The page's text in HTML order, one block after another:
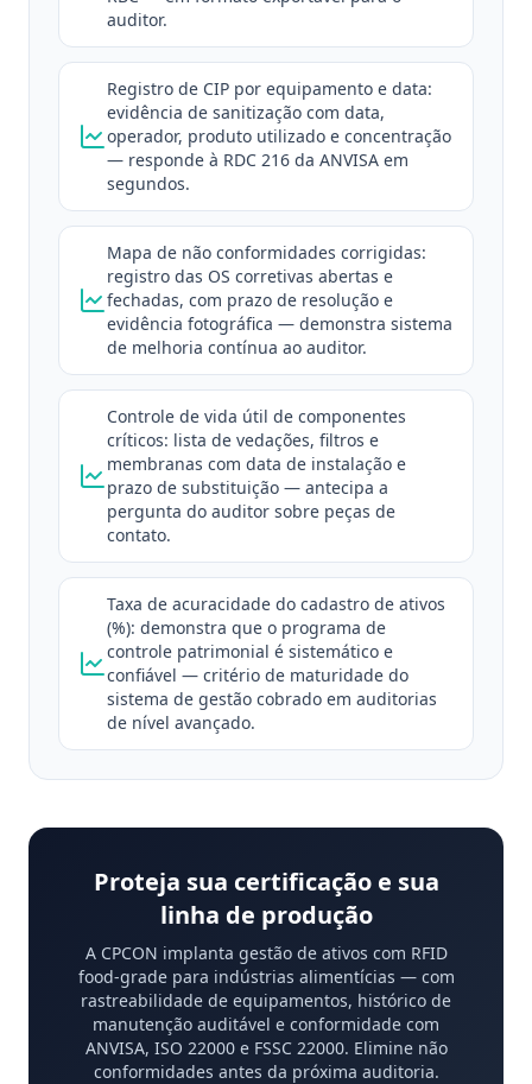
auditor.
Registro de CIP por equipamento e data:
evidência de sanitização com data,
operador, produto utilizado e concentração
— responde à RDC 216 da ANVISA em
segundos.
Mapa de não conformidades corrigidas:
registro das OS corretivas abertas e
fechadas, com prazo de resolução e
evidência fotográfica — demonstra sistema
de melhoria contínua ao auditor.
Controle de vida útil de componentes
críticos: lista de vedações, filtros e
membranas com data de instalação e
prazo de substituição — antecipa a
pergunta do auditor sobre peças de
contato.
Taxa de acuracidade do cadastro de ativos
(%): demonstra que o programa de
controle patrimonial é sistemático e
confiável — critério de maturidade do
sistema de gestão cobrado em auditorias
de nível avançado.
Proteja sua certificação e sua
linha de produção
A CPCON implanta gestão de ativos com RFID
food-grade para indústrias alimentícias — com
rastreabilidade de equipamentos, histórico de
manutenção auditável e conformidade com
ANVISA, ISO 22000 e FSSC 22000. Elimine não
conformidades antes da próxima auditoria.